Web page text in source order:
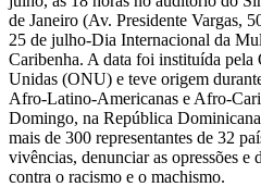
de Janeiro (Av. Presidente Vargas,
25 de julho-Dia Internacional da
Caribenha. A data foi instituída pela
Unidas (ONU) e teve origem
Afro-Latino-Americanas e Afro-
Domingo, na República
mais de 300 representantes de 32
vivências, denunciar as opressões e
contra o racismo e o machismo.